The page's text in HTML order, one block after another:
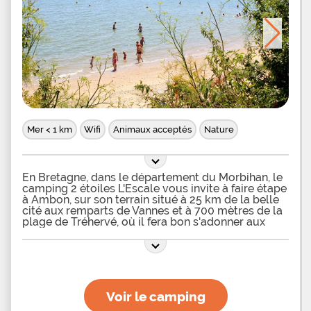
Damgan à quelques kilomètres de là pour vous
initier à toutes sortes d'activités nautiques et
partez à la rencontre des sites incontournables
alentour comme le château des Ducs de Bretagne
ou Carnac et ses
Mer < 1 km Wifi Animaux acceptés Nature
En Bretagne, dans le département du Morbihan, le
camping 2 étoiles L'Escale vous invite à faire étape
à Ambon, sur son terrain situé à 25 km de la belle
cité aux remparts de Vannes et à 700 mètres de la
plage de Tréhervé, où il fera bon s'adonner aux
palourdes. Dans ce camping familial avec accès
direct à la plage via un petit sentier de randonnée,
équipés, prévus pour 2, 4 ou 6 personnes,
composés notamment de 2 ou 3 chambres et
d'une terrasse couverte avec salon de jardin. Vos
Voir le camping